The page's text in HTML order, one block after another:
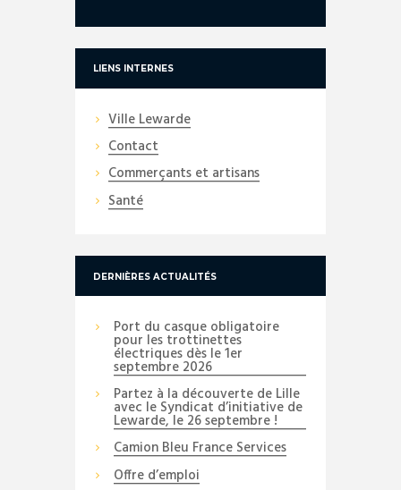
LIENS INTERNES
Ville Lewarde
Contact
Commerçants et artisans
Santé
DERNIÈRES ACTUALITÉS
Port du casque obligatoire
pour les trottinettes
électriques dès le 1er
septembre 2026
Partez à la découverte de Lille
avec le Syndicat d’initiative de
Lewarde, le 26 septembre !
Camion Bleu France Services
Offre d’emploi